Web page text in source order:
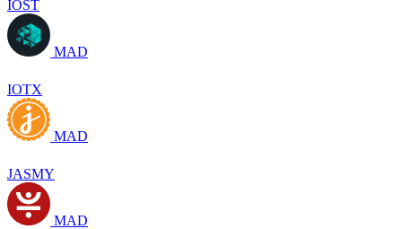
IOST
MAD
IOTX
MAD
JASMY
MAD